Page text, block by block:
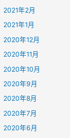
2021年2月
2021年1月
2020年12月
2020年11月
2020年10月
2020年9月
2020年8月
2020年7月
2020年6月